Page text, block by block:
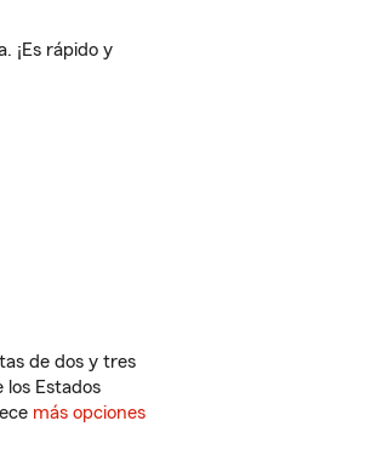
¡Es rápido y
de dos y tres
los Estados
más opciones